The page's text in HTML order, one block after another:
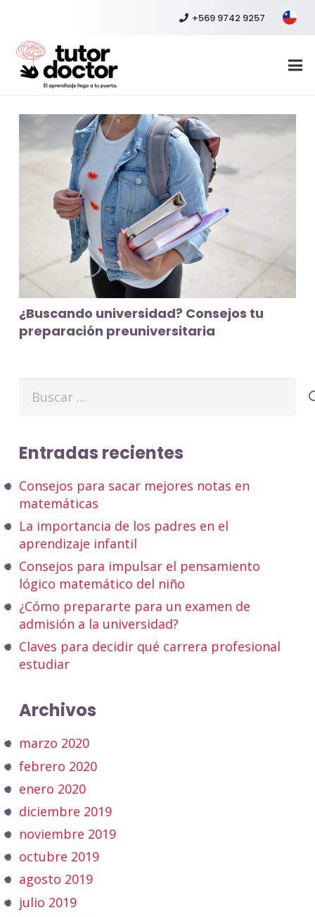
+569 9742 9257
¿Buscando universidad? Consejos tu
preparación preuniversitaria
Entradas recientes
Consejos para sacar mejores notas en
matemáticas
La importancia de los padres en el
aprendizaje infantil
Consejos para impulsar el pensamiento
lógico matemático del niño
¿Cómo prepararte para un examen de
admisión a la universidad?
Claves para decidir qué carrera profesional
estudiar
Archivos
marzo 2020
febrero 2020
enero 2020
diciembre 2019
noviembre 2019
octubre 2019
agosto 2019
julio 2019